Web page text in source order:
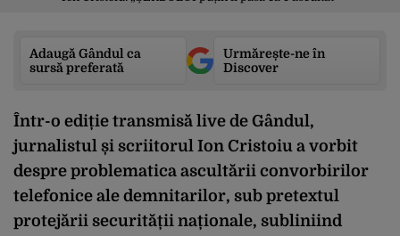
Adaugă Gândul ca
sursă preferată
Urmărește-ne în
Discover
Într-o ediție transmisă live de Gândul,
jurnalistul și scriitorul Ion Cristoiu a vorbit
despre problematica ascultării convorbirilor
telefonice ale demnitarilor, sub pretextul
protejării securității naționale, subliniind